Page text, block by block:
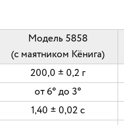
Модель 5858
(с маятником Кёнига)
200,0 ± 0,2 г
от 6° до 3°
1,40 ± 0,02 с